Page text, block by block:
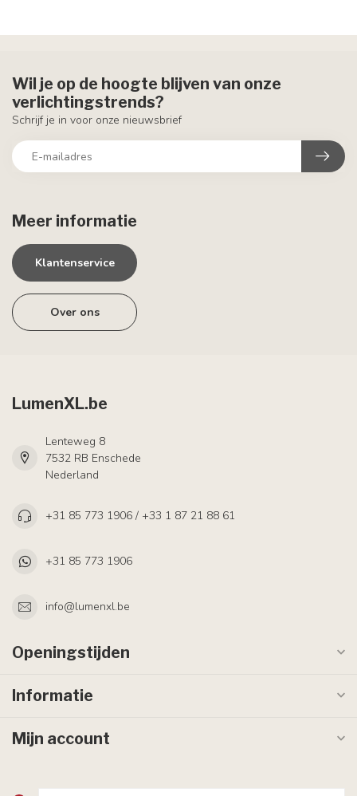
Meer informatie
Klantenservice
Over ons
Wil je op de hoogte blijven van onze
verlichtingstrends?
Schrijf je in voor onze nieuwsbrief
LumenXL.be
Lenteweg 8
7532 RB Enschede
Nederland
+31 85 773 1906 / +33 1 87 21 88 61
+31 85 773 1906
info@lumenxl.be
Openingstijden
Informatie
Mijn account